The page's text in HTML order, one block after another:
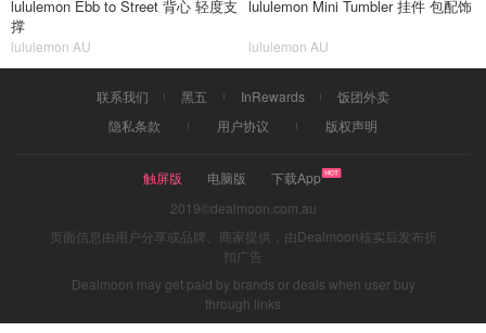
lululemon Ebb to Street 背心 轻度支
撑
lululemon AU
lululemon Mini Tumbler 挂件 包配饰
lululemon AU
联系我们 黑五 InRewards
饭团外卖
隐私条款
用户协议 版权声明
触屏版 电脑版
下载App
2019©dealmoon.com.au
页面信息由用户分享或品牌、商家提供，由Dealmoon核实后发布折
扣广告
Dealmoon may get paid by brands or deals when user buy
through links